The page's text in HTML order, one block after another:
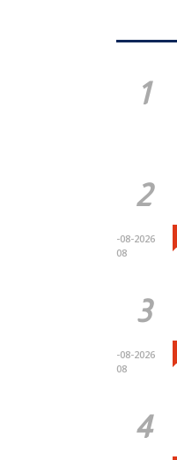
2026-08-
08
2026-08-
08